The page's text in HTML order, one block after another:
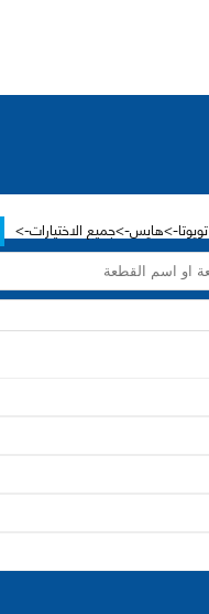
تويوتا->هايس->جميع الاختيارات->